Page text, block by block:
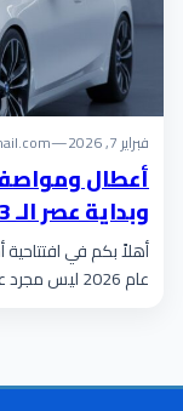
فبراير 7, 2026 —
وبداية عصر الـ i3 الكهربائي (الجزء الأول)
عام 2026 ليس مجرد عام عادي لشركة BMW، بل هو “نقطة…